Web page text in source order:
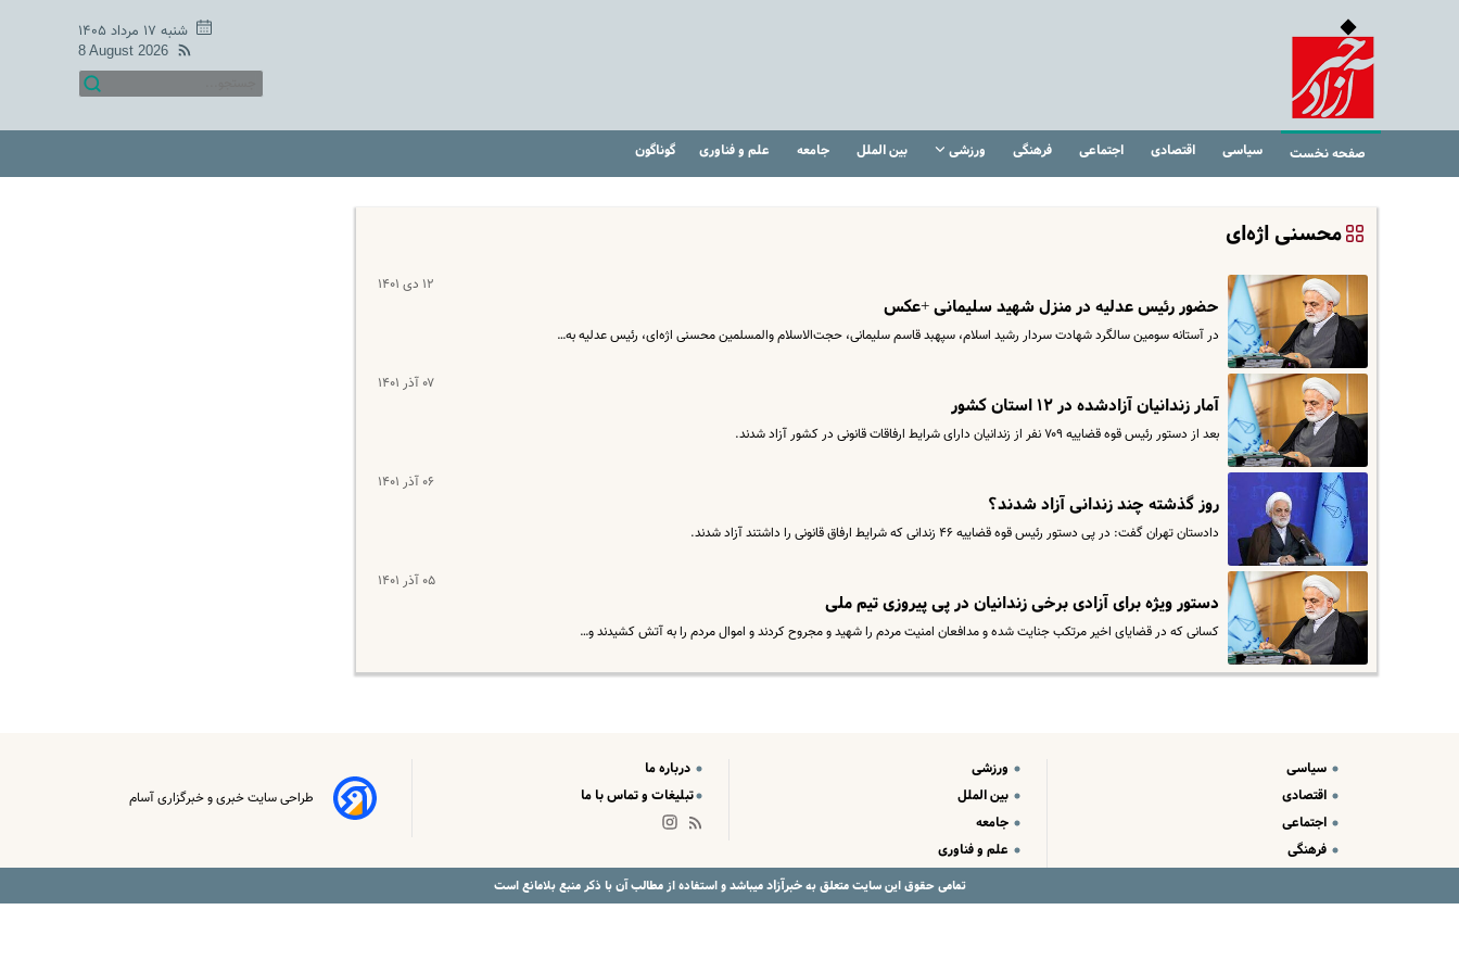
شنبه ۱۷ مرداد ۱۴۰۵
8 August 2026
صفحه نخست سیاسی اقتصادی اجتماعی فرهنگی ورزشی بین الملل جامعه علم و فناوری گوناگون
محسنی اژه‌ای
۱۲ دی ۱۴۰۱
حضور رئیس عدلیه در منزل شهید سلیمانی +عکس
در آستانه سومین سالگرد شهادت سردار رشید اسلام‌، سپهبد قاسم سلیمانی، حجت‌الاسلام والمسلمین محسنی اژه‌ای، رئیس عدلیه به…
۰۷ آذر ۱۴۰۱
آمار زندانیان آزادشده در ۱۲ استان کشور
بعد از دستور رئیس قوه قضاییه ۷۰۹ نفر از زندانیان دارای شرایط ارفاقات قانونی در کشور آزاد شدند.
۰۶ آذر ۱۴۰۱
روز گذشته چند زندانی آزاد شدند؟
دادستان تهران گفت: در پی دستور رئیس قوه قضاییه ۴۶ زندانی که شرایط ارفاق قانونی را داشتند آزاد شدند.
۰۵ آذر ۱۴۰۱
دستور ویژه برای آزادی برخی زندانیان در پی پیروزی تیم ملی
کسانی که در قضایای اخیر مرتکب جنایت شده و مدافعان امنیت مردم را شهید و مجروح کردند و اموال مردم را به آتش کشیدند و…
سیاسی
اقتصادی
اجتماعی
فرهنگی
ورزشی
بین الملل
جامعه
علم و فناوری
درباره ما
تبلیغات و تماس با ما
طراحی سایت خبری و خبرگزاری آسام
تمامی حقوق این سایت متعلق بهخبرآزادمیباشد و استفاده از مطالب آن با ذکر منبع بلامانع است